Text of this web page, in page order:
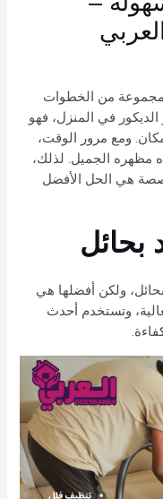
من الخطوات
في المنزل، فهو
ومع مرور الوقت،
مظهره الجميل. لذلك،
هي الحل الأفضل
ولكن أفضلها هي
وتستخدم أحدث